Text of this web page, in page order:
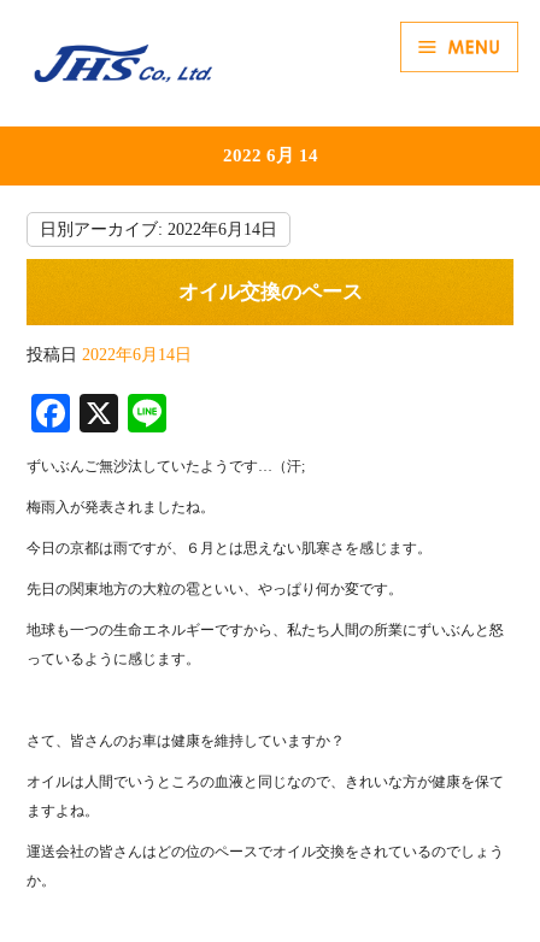
2022 6月 14
日別アーカイブ:2022年6月14日
オイル交換のペース
投稿日 2022年6月14日
Fa
ce
bo
ok
X
ne
ずいぶんご無沙汰していたようです…（汗;
梅雨入が発表されましたね。
今日の京都は雨ですが、６月とは思えない肌寒さを感じます。
先日の関東地方の大粒の雹といい、やっぱり何か変です。
地球も一つの生命エネルギーですから、私たち人間の所業にずいぶんと怒
っているように感じます。
さて、皆さんのお車は健康を維持していますか？
オイルは人間でいうところの血液と同じなので、きれいな方が健康を保て
ますよね。
運送会社の皆さんはどの位のペースでオイル交換をされているのでしょう
か。